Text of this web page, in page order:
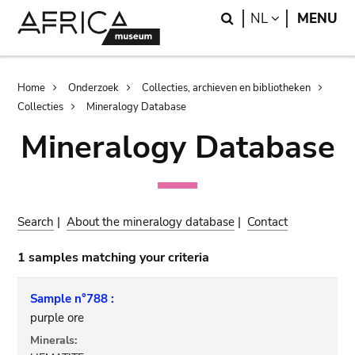
Search
NL LANGUAGE
MENU
Breadcrumb
Home Onderzoek
Collecties, archieven en bibliotheken
Collecties
Mineralogy Database
Mineralogy Database
Search |About the mineralogy database | Contact
1 samples matching your criteria
Sample n°788 :
purple ore
Minerals: